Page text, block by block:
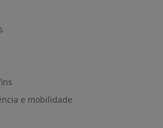
e mobilidade